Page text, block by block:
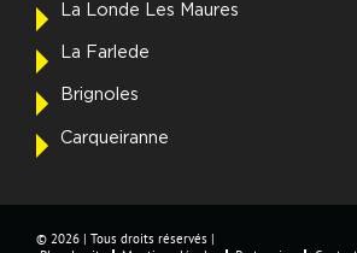
La Londe Les Maures
La Farlede
Brignoles
Carqueiranne
© 2026 | Tous droits réservés |